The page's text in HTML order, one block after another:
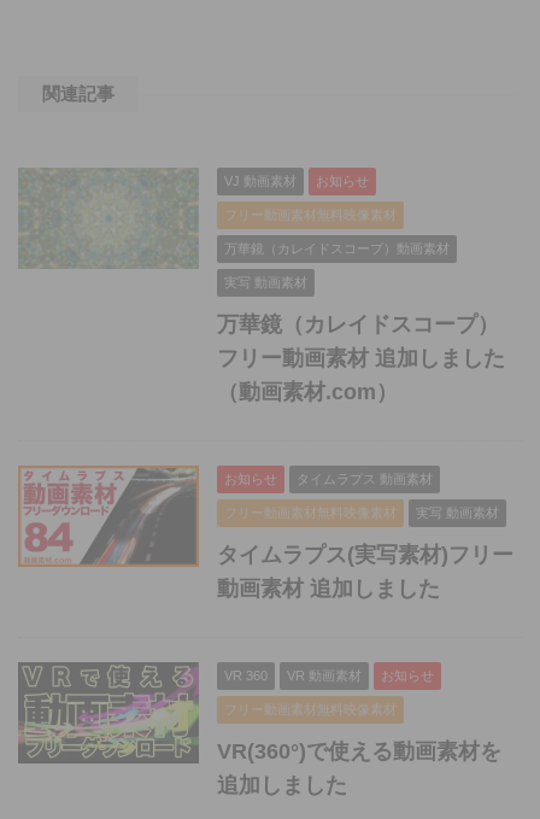
関連記事
VJ 動画素材 お知らせ
フリー動画素材無料映像素材
万華鏡（カレイドスコープ）動画素材
実写 動画素材
万華鏡（カレイドスコープ）
フリー動画素材 追加しました
（動画素材.com）
お知らせ タイムラプス 動画素材
フリー動画素材無料映像素材 実写 動画素材
タイムラプス(実写素材)フリー
動画素材 追加しました
VR 360 VR 動画素材 お知らせ
フリー動画素材無料映像素材
VR(360°)で使える動画素材を
追加しました